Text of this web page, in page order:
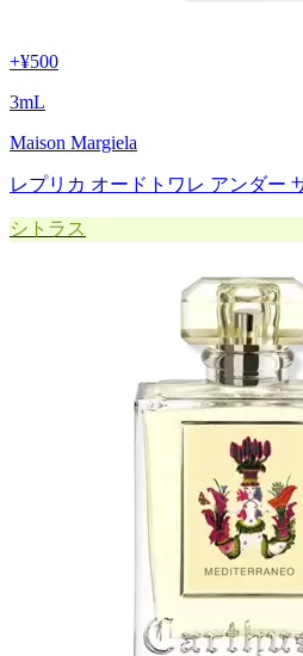
+¥500
3mL
Maison Margiela
レプリカ オードトワレ アンダー
シトラス